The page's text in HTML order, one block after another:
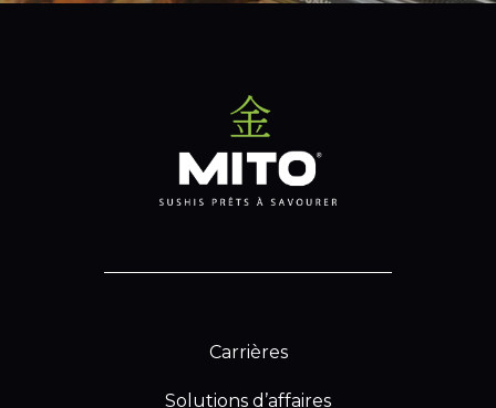
Carrières
Solutions d’affaires